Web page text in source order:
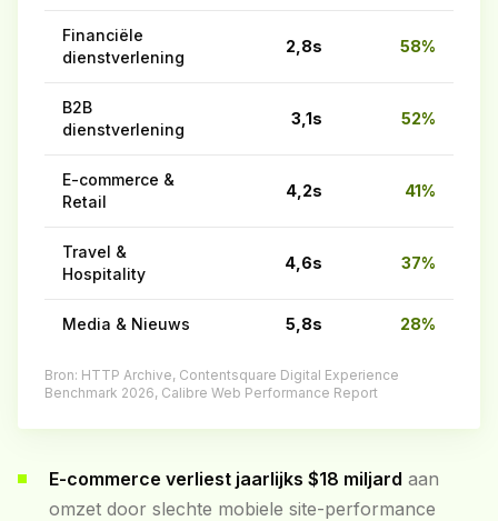
Financiële
dienstverlening
2,8s 58%
B2B
dienstverlening
3,1s 52%
E-commerce &
Retail
4,2s 41%
Travel &
Hospitality
4,6s 37%
Media & Nieuws 5,8s 28%
Bron: HTTP Archive, Contentsquare Digital Experience
Benchmark 2026, Calibre Web Performance Report
E-commerce verliest jaarlijks $18 miljard aan
omzet door slechte mobiele site-performance